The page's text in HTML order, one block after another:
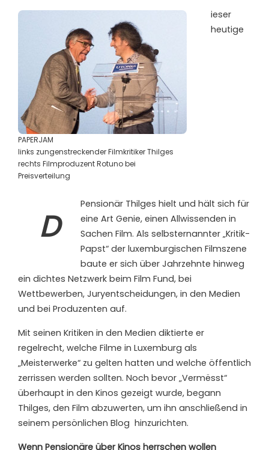
PAPERJAM
links zungenstreckender Filmkritiker Thilges
rechts Filmproduzent Rotuno bei
Preisverteilung
D
ieser
heutige
Pensionär Thilges hielt und hält sich für
eine Art Genie, einen Allwissenden in
Sachen Film. Als selbsternannter „Kritik-
Papst“ der luxemburgischen Filmszene
baute er sich über Jahrzehnte hinweg
ein dichtes Netzwerk beim Film Fund, bei
Wettbewerben, Juryentscheidungen, in den Medien
und bei Produzenten auf.
Mit seinen Kritiken in den Medien diktierte er
regelrecht, welche Filme in Luxemburg als
„Meisterwerke“ zu gelten hatten und welche öffentlich
zerrissen werden sollten. Noch bevor „Vermësst“
überhaupt in den Kinos gezeigt wurde, begann
Thilges, den Film abzuwerten, um ihn anschließend in
seinem persönlichen Blog hinzurichten.
Wenn Pensionäre über Kinos herrschen wollen